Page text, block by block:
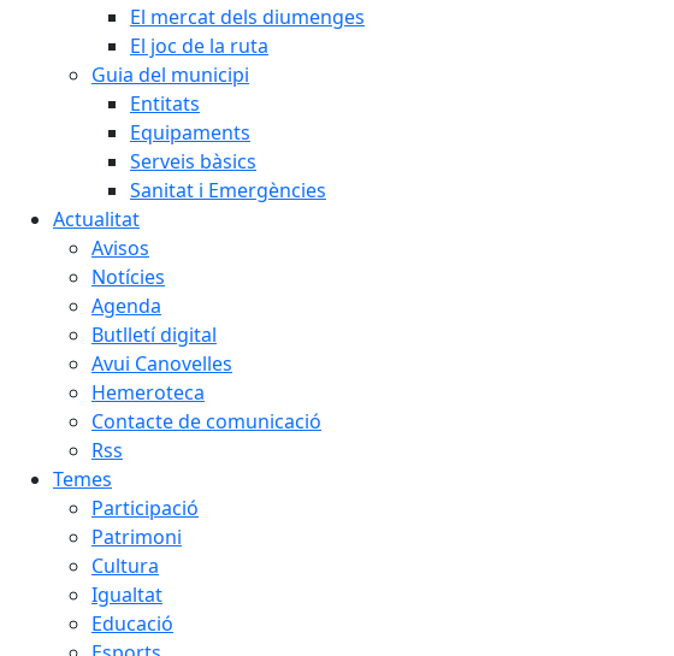
El mercat dels diumenges
El joc de la ruta
Guia del municipi
Entitats
Equipaments
Serveis bàsics
Sanitat i Emergències
Actualitat
Avisos
Notícies
Agenda
Butlletí digital
Avui Canovelles
Hemeroteca
Contacte de comunicació
Rss
Temes
Participació
Patrimoni
Cultura
Igualtat
Educació